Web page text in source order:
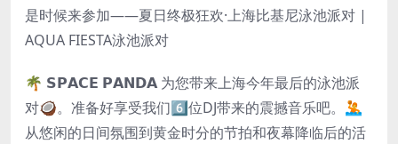
是时候来参加——夏日终极狂欢·上海比基尼泳池派对 |
AQUA FIESTA泳池派对
🌴 𝗦𝗣𝗔𝗖𝗘 𝗣𝗔𝗡𝗗𝗔 为您带来上海今年最后的泳池派
对🥥。准备好享受我们6️⃣位DJ带来的震撼音乐吧。🤽
从悠闲的日间氛围到黄金时分的节拍和夜幕降临后的活